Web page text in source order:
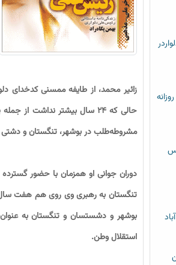
زائیر محمد، از طایفه ممسنی کدخدای
حالی که ۲۴ سال بیشتر نداشت
مشروطه‌طلب در بوشهر، تنگستان و دشتی
دوران جوانی او همزمان با حضور
تنگستان به رهبری وی روی هم هفت سال
بوشهر و دشستسان و تنگستان به
استقلال وطن.